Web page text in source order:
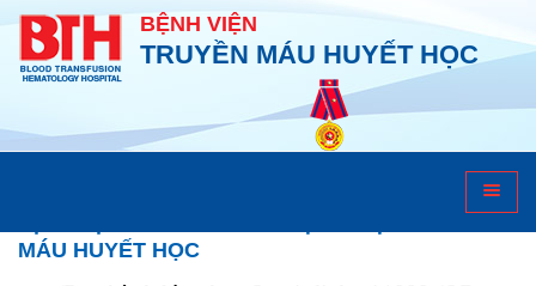
BỆNH VIỆN
TRUYỀN MÁU HUYẾT HỌC
Khám chữa bệnh
MÁU HUYẾT HỌC